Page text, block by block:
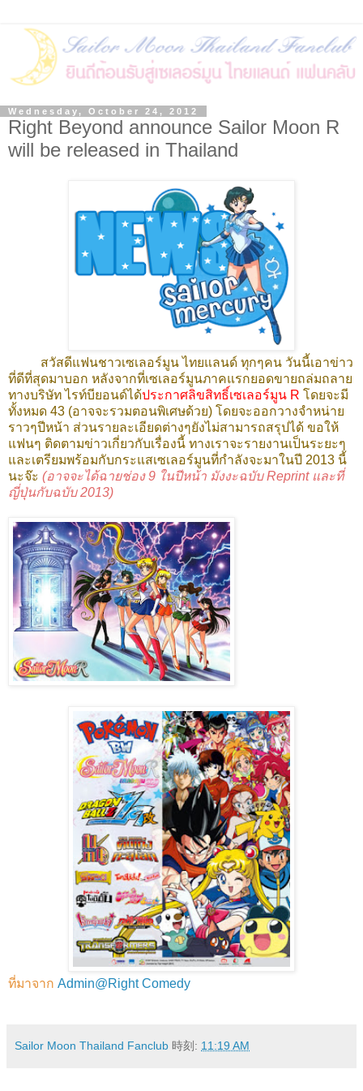
Wednesday, October 24, 2012
Right Beyond announce Sailor Moon R
will be released in Thailand
สวัสดีแฟนชาวเซเลอร์มูน ไทยแลนด์ ทุกๆคน วันนี้เอาข่าว
ที่ดีที่สุดมาบอก หลังจากที่เซเลอร์มูนภาคแรกยอดขายถล่มถลาย
ทางบริษัท ไรท์บียอนด์ได้ประกาศลิขสิทธิ์เซเลอร์มูน R โดยจะมี
ทั้งหมด 43 (อาจจะรวมตอนพิเศษด้วย) โดยจะออกวางจำหน่าย
ราวๆปีหน้า ส่วนรายละเอียดต่างๆยังไม่สามารถสรุปได้ ขอให้
แฟนๆ ติดตามข่าวเกี่ยวกับเรื่องนี้ ทางเราจะรายงานเป็นระยะๆ
และเตรียมพร้อมกับกระแสเซเลอร์มูนที่กำลังจะมาในปี 2013 นี้
นะจ๊ะ (อาจจะได้ฉายช่อง 9 ในปีหน้า มังงะฉบับ Reprint และที่
ญี่ปุ่นกับฉบับ 2013)
ที่มาจาก Admin@Right Comedy
Sailor Moon Thailand Fanclub 時刻: 11:19 AM